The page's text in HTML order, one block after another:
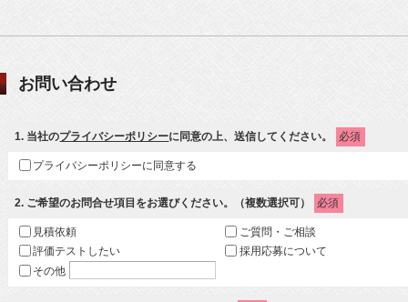
お問い合わせ
1. 当社のプライバシーポリシーに同意の上、送信してください。 必須
プライバシーポリシーに同意する
2. ご希望のお問合せ項目をお選びください。（複数選択可） 必須
見積依頼
ご質問・ご相談
評価テストしたい
採用応募について
その他